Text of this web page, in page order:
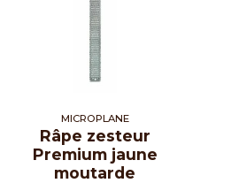
MICROPLANE
Râpe zesteur
Premium jaune
moutarde